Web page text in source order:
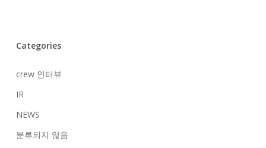
Categories
crew 인터뷰
IR
NEWS
분류되지 않음